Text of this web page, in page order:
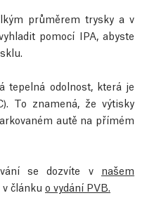
průměrem trysky a v
pomocí IPA, abyste
tepelná odolnost, která je
To znamená, že výtisky
autě na přímém
se dozvíte v našem
v článku o vydání PVB.